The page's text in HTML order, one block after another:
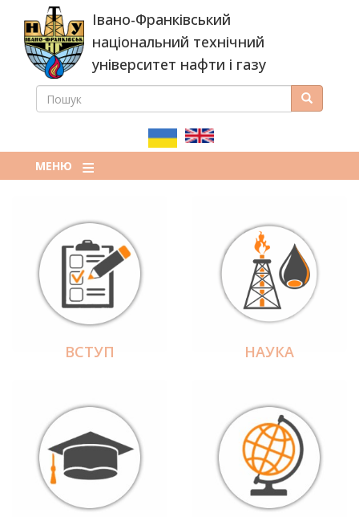
основного
вмісту
Івано-Франківський
національний технічний
університет нафти і газу
ПОШУКОВА
ПОШУК Пошук
МЕНЮ
ВСТУП НАУКА